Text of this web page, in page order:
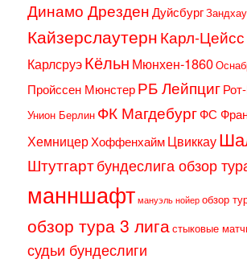
Динамо ДрезденДуйсбург
КайзерслаутернКарл-
КарлсруэКёльн Мюнхен-1860
Пройссен МюнстерРБ Лейпциг
Унион Берлин ФК МагдебургФС
ХемницерХоффенхаймЦвиккау
Штутгартбундеслига обзор
манншафт мануэль нойер обзор
обзор тура 3 лигастыковые
судьи бундеслиги